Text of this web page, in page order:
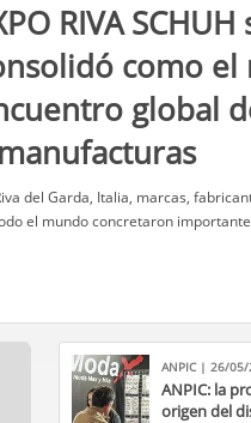
RIVA SCHUH
como el
global
del Garda, Italia, marcas,
el mundo concretaron
ANPIC | 26/05/
ANPIC: la
origen del